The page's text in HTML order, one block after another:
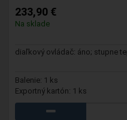
233,90 €
Na sklade
diaľkový ovládač: áno; stupne
Balenie: 1 ks
Exportný kartón: 1 ks